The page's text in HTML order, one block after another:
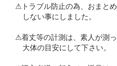
⚠︎トラブル防止の為、おまと
しない事にしました。
⚠︎着丈等の計測は、素人が測っ
大体の目安にして下さい。